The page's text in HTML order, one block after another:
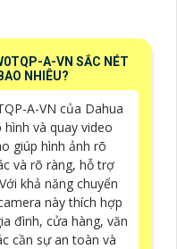
A-VN SẮC NÉT
NHIÊU?
A-VN của Dahua
và quay video
giúp hình ảnh rõ
và rõ ràng, hỗ trợ
khả năng chuyển
này thích hợp
đình, cửa hàng, văn
cần sự an toàn và